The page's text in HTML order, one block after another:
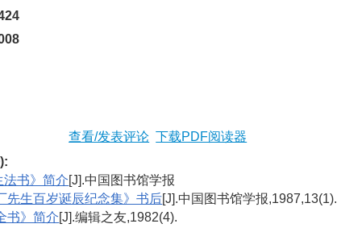
查看/发表评论 下载PDF阅读器
法书》简介[J].中国图书馆学报
先生百岁诞辰纪念集》书后[J].中国图书馆学报,1987,13(1).
书》简介[J].编辑之友,1982(4).